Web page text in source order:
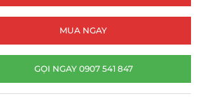
MUA NGAY
GỌI NGAY 0907 541 847